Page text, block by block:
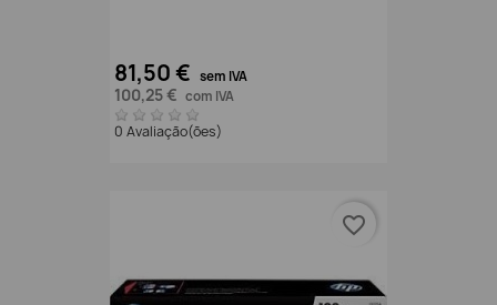
81,50 € sem IVA
100,25 € com IVA
0 Avaliação(ões)
favorite_border